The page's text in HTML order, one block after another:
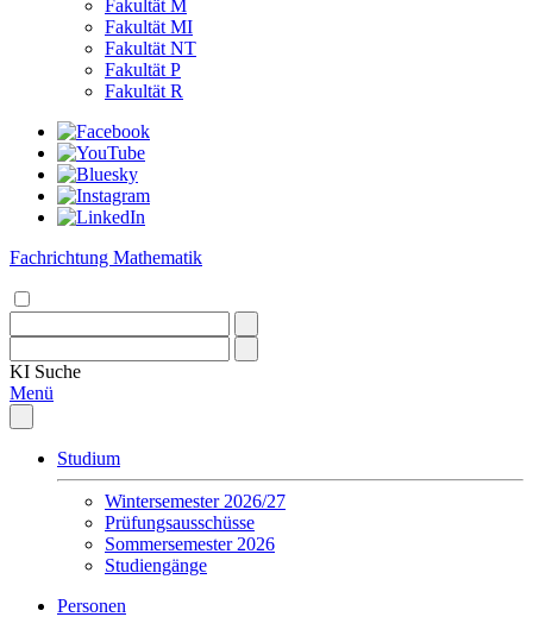
Fakultät M
Fakultät MI
Fakultät NT
Fakultät P
Fakultät R
Fachrichtung Mathematik
KI Suche
Menü
Studium
Wintersemester 2026/27
Prüfungsausschüsse
Sommersemester 2026
Studiengänge
Personen